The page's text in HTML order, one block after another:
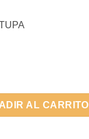
cantidad
AL CARRITO